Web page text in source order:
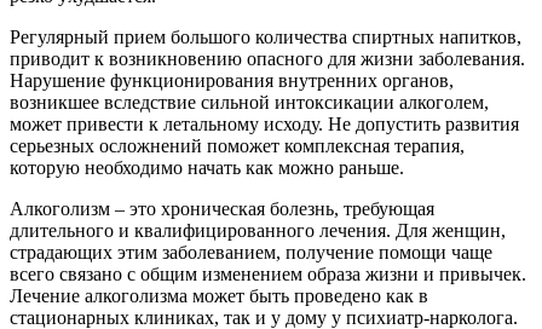
Регулярный прием большого количества спиртных напитков,
приводит к возникновению опасного для жизни заболевания.
Нарушение функционирования внутренних органов,
возникшее вследствие сильной интоксикации алкоголем,
может привести к летальному исходу. Не допустить развития
серьезных осложнений поможет комплексная терапия,
которую необходимо начать как можно раньше.
Алкоголизм – это хроническая болезнь, требующая
длительного и квалифицированного лечения. Для женщин,
страдающих этим заболеванием, получение помощи чаще
всего связано с общим изменением образа жизни и привычек.
Лечение алкоголизма может быть проведено как в
стационарных клиниках, так и у дому у психиатр-нарколога.